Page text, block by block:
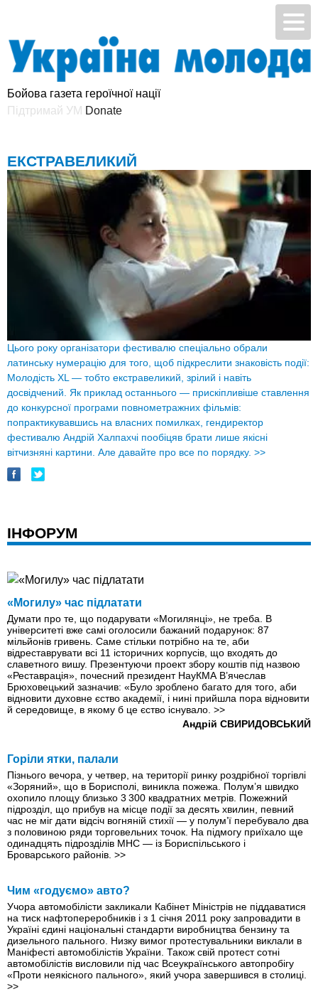
Бойова газета героїчної нації
Підтримай УМ
ЕКСТРАВЕЛИКИЙ
Цього року організатори фестивалю спеціально обрали
латинську нумерацію для того, щоб підкреслити знаковість події:
Молодість XL — тобто екстравеликий, зрілий і навіть
досвідчений. Як приклад останнього — прискіпливіше ставлення
до конкурсної програми повнометражних фільмів:
попрактикувавшись на власних помилках, гендиректор
фестивалю Андрій Халпахчі пообіцяв брати лише якісні
вітчизняні картини. Але давайте про все по порядку. >>
ІНФОРУМ
«Могилу» час підлатати
Думати про те, що подарувати «Могилянці», не треба. В
університеті вже самі оголосили бажаний подарунок: 87
мільйонів гривень. Саме стільки потрібно на те, аби
відреставрувати всі 11 історичних корпусів, що входять до
славетного вишу. Презентуючи проект збору коштів під назвою
«Реставрація», почесний президент НауКМА В’ячеслав
Брюховецький зазначив: «Було зроблено багато для того, аби
відновити духовне єство академії, і нині прийшла пора відновити
й середовище, в якому б це єство існувало. >>
Андрій СВИРИДОВСЬКИЙ
Горіли ятки, палали
Пізнього вечора, у четвер, на території ринку роздрібної торгівлі
«Зоряний», що в Борисполі, виникла пожежа. Полум’я швидко
охопило площу близько 3 300 квадратних метрів. Пожежний
підрозділ, що прибув на місце події за десять хвилин, певний
час не міг дати відсіч вогняній стихії — у полум’ї перебувало два
з половиною ряди торговельних точок. На підмогу приїхало ще
одинадцять підрозділів МНС — iз Бориспільського і
Броварського районів. >>
Чим «годуємо» авто?
Учора автомобілісти закликали Кабінет Міністрів не піддаватися
на тиск нафтопереробників і з 1 січня 2011 року запровадити в
Україні єдині національні стандарти виробництва бензину та
дизельного пального. Низку вимог протестувальники виклали в
Маніфесті автомобілістів України. Також свій протест сотні
автомобілістів висловили під час Всеукраїнського автопробігу
«Проти неякісного пального», який учора завершився в столиці.
>>